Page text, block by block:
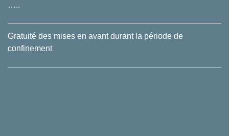
…..
Gratuité des mises en avant durant la période de
confinement